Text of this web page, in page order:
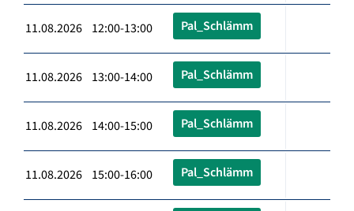
11.08.2026 12:00-13:00 Pal_Schlämm
11.08.2026 13:00-14:00 Pal_Schlämm
11.08.2026 14:00-15:00 Pal_Schlämm
11.08.2026 15:00-16:00 Pal_Schlämm